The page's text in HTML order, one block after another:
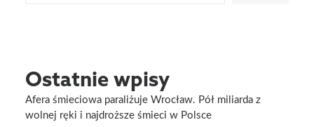
Ostatnie wpisy
Afera śmieciowa paraliżuje Wrocław. Pół miliarda z
wolnej ręki i najdroższe śmieci w Polsce